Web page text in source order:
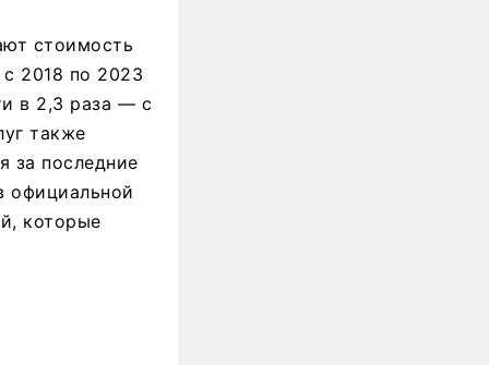
стоимость
2018 по 2023
в 2,3 раза — с
также
за последние
официальной
которые